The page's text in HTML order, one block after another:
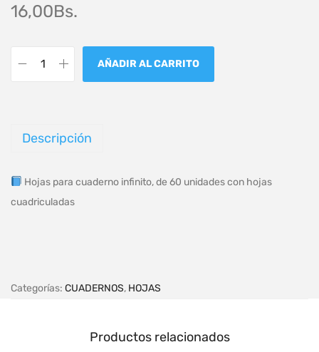
16,00Bs.
AÑADIR AL CARRITO
Descripción
Hojas para cuaderno infinito, de 60 unidades con hojas
cuadriculadas
Categorías: CUADERNOS, HOJAS
Productos relacionados